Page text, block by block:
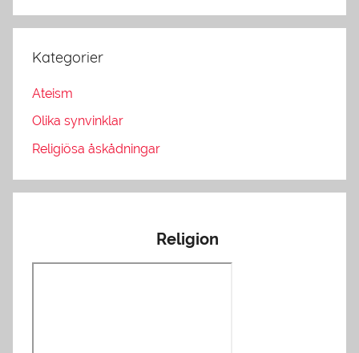
Kategorier
Ateism
Olika synvinklar
Religiösa åskådningar
Religion